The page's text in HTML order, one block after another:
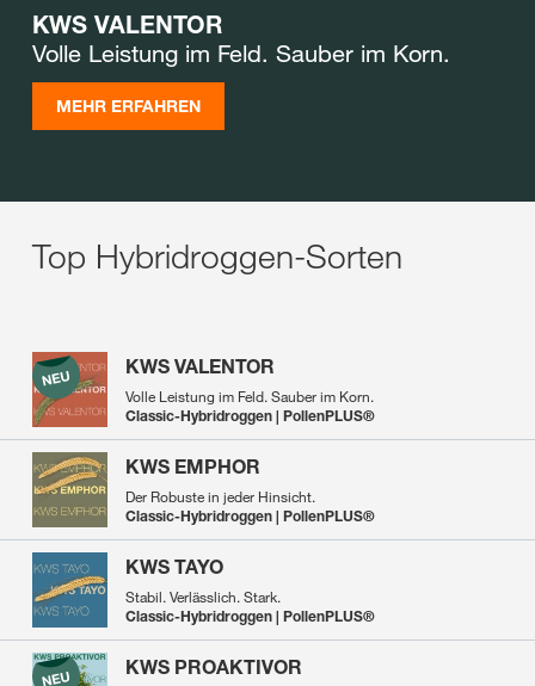
KWS VALENTOR
Volle Leistung im Feld. Sauber im Korn.
MEHR ERFAHREN
Top Hybridroggen-Sorten
KWS VALENTOR
Volle Leistung im Feld. Sauber im Korn.
Classic-Hybridroggen | PollenPLUS®
KWS EMPHOR
Der Robuste in jeder Hinsicht.
Classic-Hybridroggen | PollenPLUS®
KWS TAYO
Stabil. Verlässlich. Stark.
Classic-Hybridroggen | PollenPLUS®
KWS PROAKTIVOR